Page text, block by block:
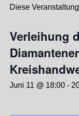
Diese
Verleihung
Juni 11 @ 18:00 -